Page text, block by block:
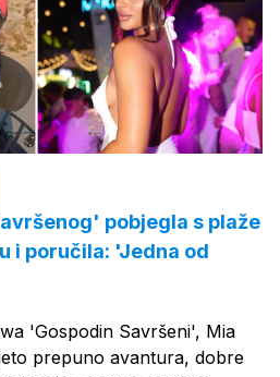
pobjegla s plaže
i poručila: 'Jedna od
'Gospodin Savršeni', Mia
prepuno avantura, dobre